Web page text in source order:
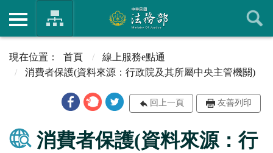
首頁
線上服務e點通
消費者保護(資料來源：行政院及其所屬中央主管機關)
回上一頁 友善列印
消費者保護(資料來源：行